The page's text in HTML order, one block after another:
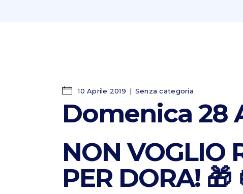
10 Aprile 2019 Senza categoria
Domenica 28
NON VOGLIO
PER DORA! 🎁